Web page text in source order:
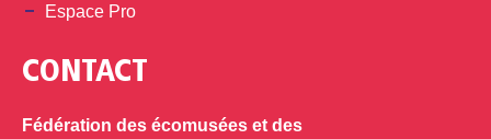
Espace Pro
CONTACT
Fédération des écomusées et des